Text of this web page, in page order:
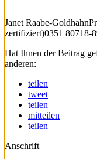
Janet Raabe-Goldhahn
zertifiziert)0351 80718-
Hat Ihnen der Beitrag
anderen:
teilen
tweet
teilen
mitteilen
teilen
Anschrift